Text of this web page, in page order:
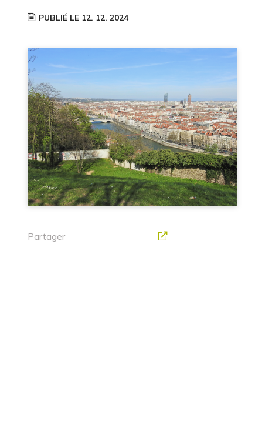
PUBLIÉ LE 12. 12. 2024
Partager